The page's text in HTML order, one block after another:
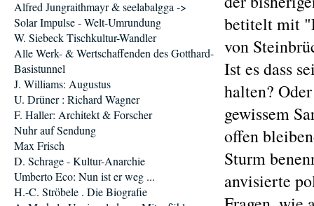
betitelt mit
von
Ist es dass
halten?
gewissem
offen
Sturm
anvisierte
Alfred Jungraithmayr & seelabalgga ->
Solar Impulse - Welt-Umrundung
W. Siebeck Tischkultur-Wandler
Alle Werk- & Wertschaffenden des Gotthard-
Basistunnel
J. Williams: Augustus
U. Drüner : Richard Wagner
F. Haller: Architekt & Forscher
Nuhr auf Sendung
Max Frisch
D. Schrage - Kultur-Anarchie
Umberto Eco: Nun ist er weg ...
H.-C. Ströbele . Die Biografie